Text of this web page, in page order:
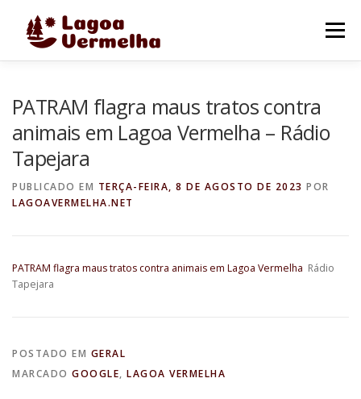
Menu
FALE CONOSCO
PATRAM flagra maus tratos contra
animais em Lagoa Vermelha – Rádio
Tapejara
PUBLICADO EM TERÇA-FEIRA, 8 DE AGOSTO DE 2023 POR
LAGOAVERMELHA.NET
PATRAM flagra maus tratos contra animais em Lagoa Vermelha Rádio
Tapejara
POSTADO EM GERAL
MARCADO GOOGLE, LAGOA VERMELHA